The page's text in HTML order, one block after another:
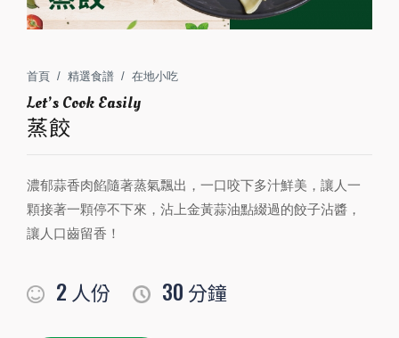
首頁 精選食譜 在地小吃
蒸餃
濃郁蒜香肉餡隨著蒸氣飄出，一口咬下多汁鮮美，讓人一
顆接著一顆停不下來，沾上金黃蒜油點綴過的餃子沾醬，
讓人口齒留香！
2 人份 30 分鐘
濃郁蒜香肉餡隨著蒸氣飄出，一口咬下多汁鮮美，讓人一
讓人口齒留香！
2
PREPARATION
準備食材及配料